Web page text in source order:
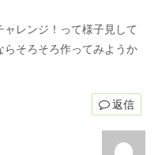
レンジ！って様子見して
らそろそろ作ってみようか
返信